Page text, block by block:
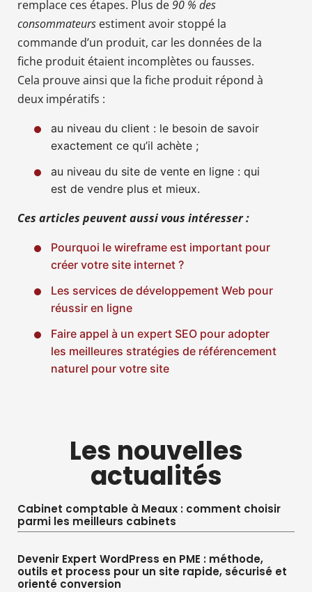
remplace ces étapes. Plus de90 % des
consommateurs estiment avoir stoppé la
commande d’un produit, car les données de la
fiche produit étaient incomplètes ou fausses.
Cela prouve ainsi que la fiche produit répond à
deux impératifs :
au niveau du client : le besoin de savoir
exactement ce qu’il achète ;
au niveau du site de vente en ligne : qui
est de vendre plus et mieux.
Ces articles peuvent aussi vous intéresser :
Pourquoi le wireframe est important pour
créer votre site internet ?
Les services de développement Web pour
réussir en ligne
Faire appel à un expert SEO pour adopter
les meilleures stratégies de référencement
naturel pour votre site
Les nouvelles
actualités
Cabinet comptable à Meaux : comment choisir
parmi les meilleurs cabinets
Devenir Expert WordPress en PME : méthode,
outils et process pour un site rapide, sécurisé et
orienté conversion